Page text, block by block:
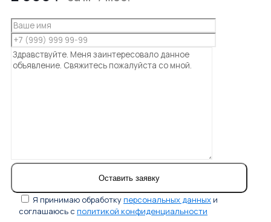
Я принимаю обработкуперсональных данных и
соглашаюсь с политикой конфиденциальности